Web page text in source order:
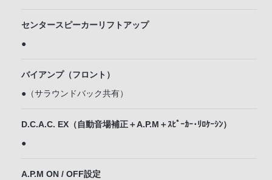
センタースピーカーリフトアップ
●
バイアンプ（フロント）
●（サラウンドバック共有）
D.C.A.C. EX（自動音場補正＋A.P.M＋ｽﾋﾟｰｶｰ･ﾘﾛｹｰｼﾝ）
●
A.P.M ON / OFF設定